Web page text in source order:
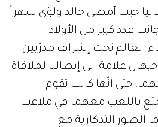
حيث أمضى خالد ولؤي شهراً
عدد كبير من الأولاد
العالم تحت إشراف مدرّبين
علامة الى إيطاليا لملاقاة
حتى أنّها كانت تقوم
باللعب معهما في ملاعب
الصور التذكارية مع